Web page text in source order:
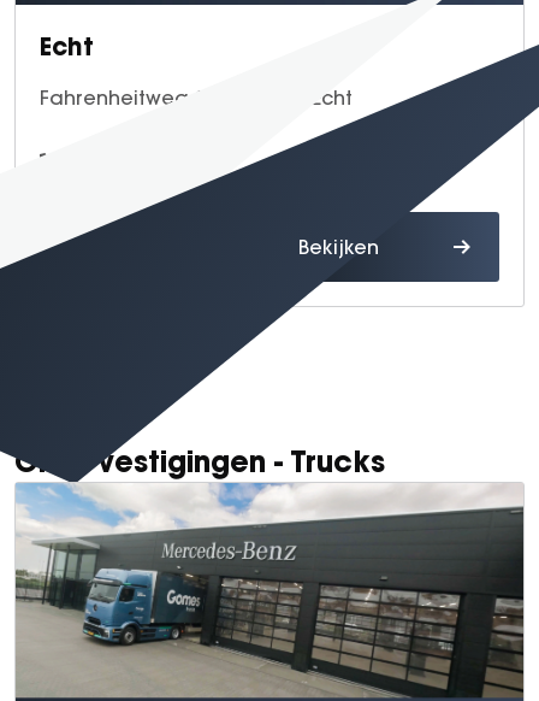
Echt
Fahrenheitweg 20, 6101 WR Echt
Route Bekijken
Onze vestigingen - Trucks